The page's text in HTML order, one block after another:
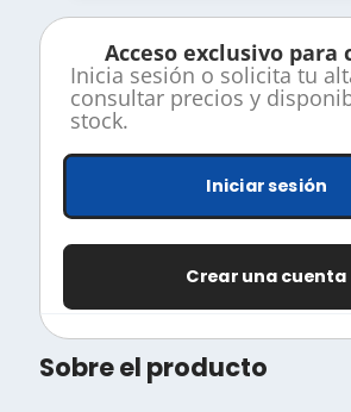
Acceso exclusivo para
Inicia sesión o solicita tu
consultar precios y
stock.
Iniciar sesión
Crear una cuenta
Sobre el producto